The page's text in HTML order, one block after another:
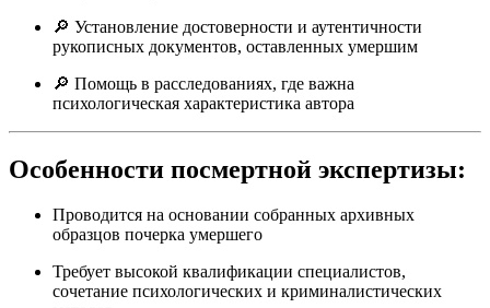
🔎 Установление достоверности и аутентичности
рукописных документов, оставленных умершим
🔎 Помощь в расследованиях, где важна
психологическая характеристика автора
Особенности посмертной экспертизы:
Проводится на основании собранных архивных
образцов почерка умершего
Требует высокой квалификации специалистов,
сочетание психологических и криминалистических